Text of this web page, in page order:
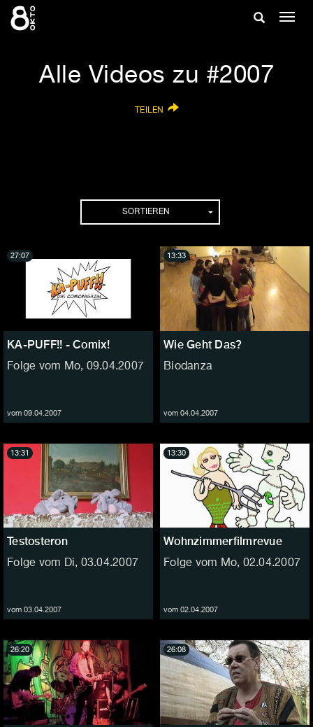
Zum
Inhalt
Suche
Alle Videos zu #2007
TEILEN
SORTIEREN
KA-PUFF!! - Comix!
Folge vom Mo, 09.04.2007
vom 09.04.2007
27:07
Wie Geht Das?
Biodanza
vom 04.04.2007
13:33
Testosteron
Folge vom Di, 03.04.2007
vom 03.04.2007
13:31
Wohnzimmerfilmrevue
Folge vom Mo, 02.04.2007
vom 02.04.2007
13:30
26:20 26:08